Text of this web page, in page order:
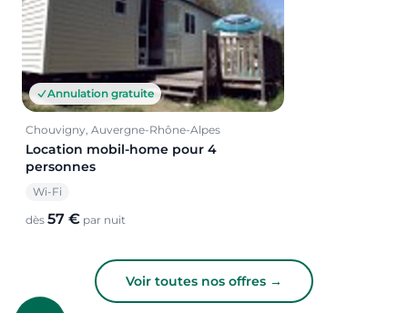
Annulation gratuite
Chouvigny, Auvergne-Rhône-Alpes
Location mobil-home pour 4
personnes
Wi-Fi
dès 57 € par nuit
Voir toutes nos offres →